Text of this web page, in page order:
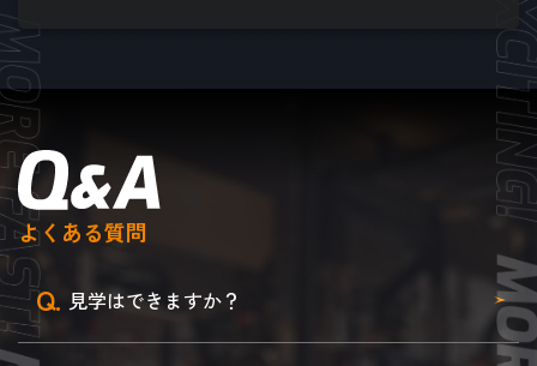
よくある質問
Q. 見学はできますか？